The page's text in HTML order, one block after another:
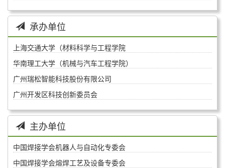
承办单位
上海交通大学（材料科学与工程学院
华南理工大学（机械与汽车工程学院）
广州瑞松智能科技股份有限公司
广州开发区科技创新委员会
主办单位
中国焊接学会机器人与自动化专委会
中国焊接学会熔焊工艺及设备专委会